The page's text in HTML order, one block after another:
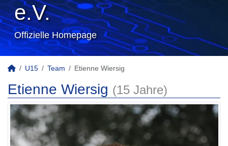
e.V.
Offizielle Homepage
U15 Team Etienne Wiersig
Etienne Wiersig (15 Jahre)